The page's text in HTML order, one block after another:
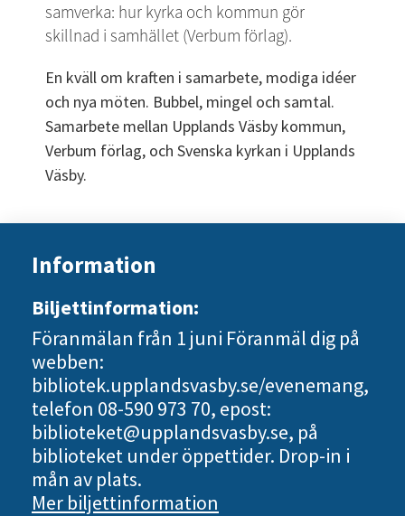
samverka: hur kyrka och kommun gör
skillnad i samhället (Verbum förlag).
En kväll om kraften i samarbete, modiga idéer
och nya möten. Bubbel, mingel och samtal.
Samarbete mellan Upplands Väsby kommun,
Verbum förlag, och Svenska kyrkan i Upplands
Väsby.
Information
Biljettinformation:
Föranmälan från 1 juni Föranmäl dig på
webben:
bibliotek.upplandsvasby.se/evenemang,
telefon 08-590 973 70, epost:
biblioteket@upplandsvasby.se, på
biblioteket under öppettider. Drop-in i
mån av plats.
Mer biljettinformation